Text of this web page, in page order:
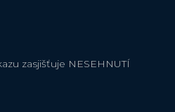
zasjišťuje NESEHNUTÍ